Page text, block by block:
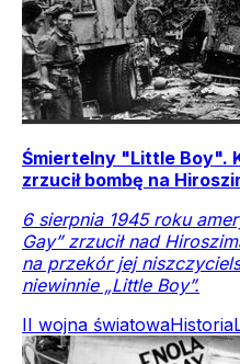
Śmiertelny "Little Boy".
zrzucił bombę na
6 sierpnia 1945 roku
Gay” zrzucił nad
na przekór jej
niewinnie „Little Boy”.
II wojna światowaHistoria